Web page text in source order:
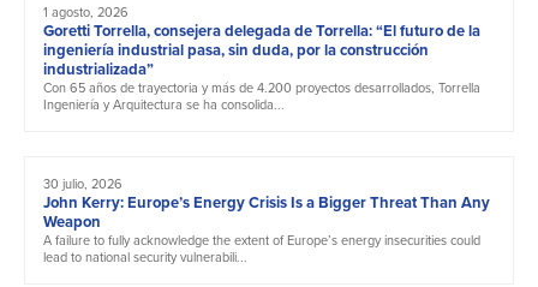
1 agosto, 2026
Goretti Torrella, consejera delegada de Torrella: “El futuro de la
ingeniería industrial pasa, sin duda, por la construcción
industrializada”
Con 65 años de trayectoria y más de 4.200 proyectos desarrollados, Torrella
Ingeniería y Arquitectura se ha consolida...
30 julio, 2026
John Kerry: Europe’s Energy Crisis Is a Bigger Threat Than Any
Weapon
A failure to fully acknowledge the extent of Europe’s energy insecurities could
lead to national security vulnerabili...